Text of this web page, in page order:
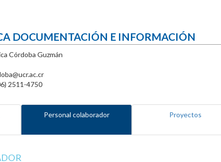
DOCUMENTACIÓN E INFORMACIÓN
Córdoba Guzmán
2511-4750
Personal colaborador Proyectos